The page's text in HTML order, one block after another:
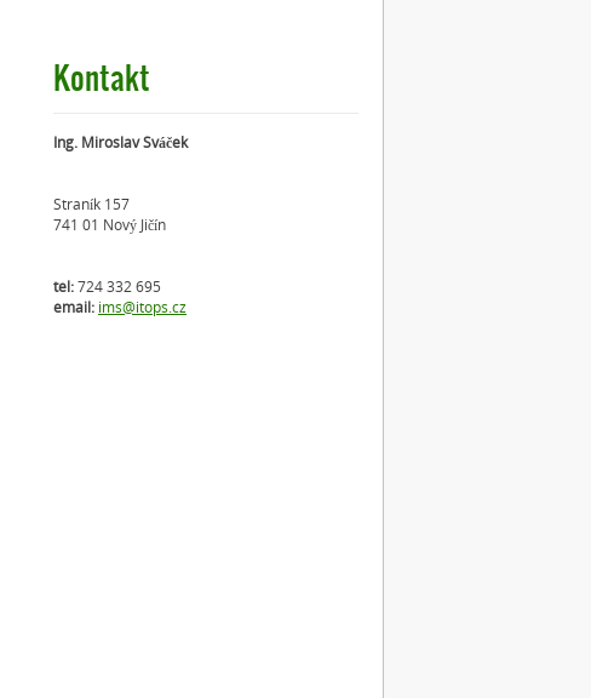
Kontakt
Ing. Miroslav Sváček
Straník 157
741 01 Nový Jičín
tel:724 332 695
email: ims@itops.cz